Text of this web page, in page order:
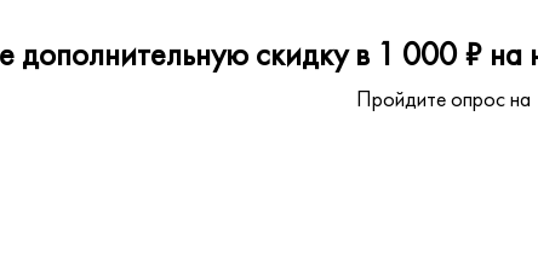
дополнительную скидку в 1 000 ₽
Пройдите опрос на